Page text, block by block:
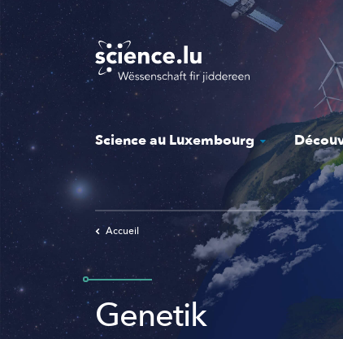
Skip
to
main
content
Science au Luxembourg
Accueil
Genetik